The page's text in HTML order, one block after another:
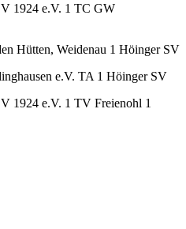
1924 e.V. 1 TC GW
Hütten, Weidenau 1 Höinger SV
e.V. TA 1 Höinger SV
1924 e.V. 1 TV Freienohl 1